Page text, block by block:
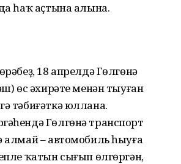
һаҡ аҫтына алына.
18 апрелдә Гөлгөнә
өс әхирәте менән тыуған
тәбиғәткә юллана.
Гөлгөнә транспорт
алмай – автомобиль һыуға
ҡатын сығып өлгөргән,